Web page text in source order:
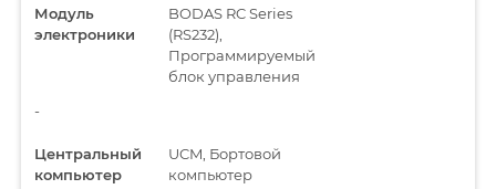
Модуль
электроники
BODAS RC Series
(RS232),
Программируемый
блок управления
-
Центральный
компьютер
UCM, Бортовой
компьютер